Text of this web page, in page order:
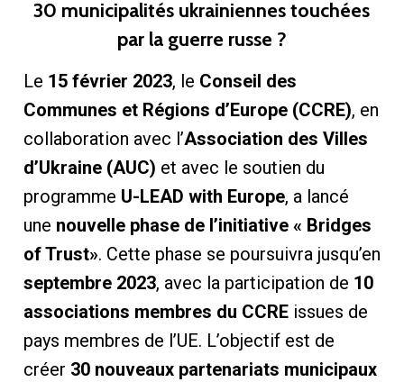
30 municipalités ukrainiennes touchées
par la guerre russe ?
Le 15 février 2023, le Conseil des
Communes et Régions d’Europe (CCRE), en
collaboration avec l’Association des Villes
d’Ukraine (AUC) et avec le soutien du
programme U-LEAD with Europe, a lancé
une nouvelle phase de l’initiative « Bridges
of Trust». Cette phase se poursuivra jusqu’en
septembre 2023, avec la participation de 10
associations membres du CCREissues de
pays membres de l’UE. L’objectif est de
créer 30 nouveaux partenariats municipaux